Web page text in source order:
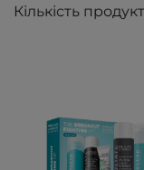
Кількість